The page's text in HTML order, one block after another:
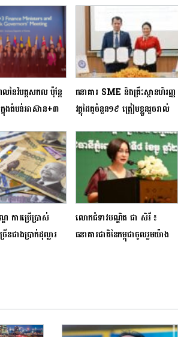
នៃវិបត្តសកល ប៉ុន្តែ
នុងតំបន់អាស៊ាន+៣
ធនាគារ SME និងគ្រឹះស្ថានហិរញ្ញ
វត្ថុដៃគូចំនួន១៩ ត្រៀមខ្លួនរួចរាល់
ទេសចរណ៍ក្រោមថវិកាសរុបចំនួន
១៥០ លានដុល្លារ
ការប្រើប្រាស់
នជាងប្រាក់ដុល្លារ
លោកជំទាវបណ្ឌិត ជា សិរី ៖
ធនាគារជាតិនៃកម្ពុជាចូលរួមយ៉ាង